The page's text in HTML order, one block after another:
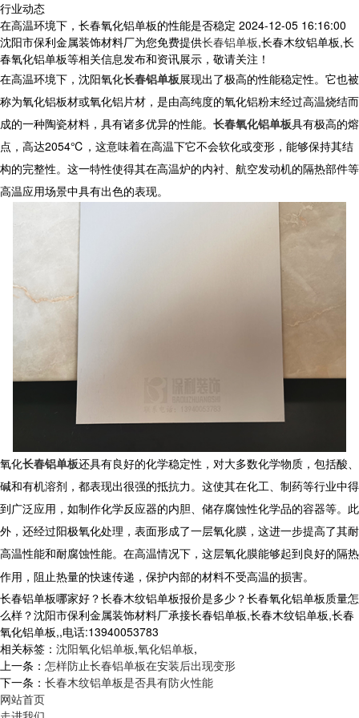
行业动态
在高温环境下，长春氧化铝单板的性能是否稳定 2024-12-05 16:16:00
沈阳市保利金属装饰材料厂为您免费提供长春铝单板,长春木纹铝单板,长
春氧化铝单板等相关信息发布和资讯展示，敬请关注！
在高温环境下， 沈阳氧化长春铝单板展现出了极高的性能稳定性。它也被
称为氧化铝板材或氧化铝片材，是由高纯度的氧化铝粉末经过高温烧结而
成的一种陶瓷材料，具有诸多优异的性能。 长春氧化铝单板具有极高的熔
点，高达2054℃，这意味着在高温下它不会软化或变形，能够保持其结
构的完整性。这一特性使得其在高温炉的内衬、航空发动机的隔热部件等
高温应用场景中具有出色的表现。
氧化长春铝单板还具有良好的化学稳定性，对大多数化学物质，包括酸、
碱和有机溶剂，都表现出很强的抵抗力。这使其在化工、制药等行业中得
到广泛应用，如制作化学反应器的内胆、储存腐蚀性化学品的容器等。此
外，还经过阳极氧化处理，表面形成了一层氧化膜，这进一步提高了其耐
高温性能和耐腐蚀性能。在高温情况下，这层氧化膜能够起到良好的隔热
作用，阻止热量的快速传递，保护内部的材料不受高温的损害。
长春铝单板哪家好？长春木纹铝单板报价是多少？长春氧化铝单板质量怎
么样？沈阳市保利金属装饰材料厂承接长春铝单板,长春木纹铝单板,长春
氧化铝单板,,电话:13940053783
相关标签： 沈阳氧化铝单板,氧化铝单板,
上一条： 怎样防止长春铝单板在安装后出现变形
下一条： 长春木纹铝单板是否具有防火性能
网站首页